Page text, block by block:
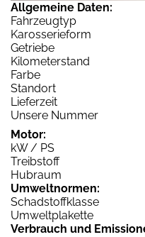
Allgemeine Daten:
Fahrzeugtyp
Karosserieform
Getriebe
Kilometerstand
Farbe
Standort
Lieferzeit
Unsere Nummer
Motor:
kW / PS
Treibstoff
Hubraum
Umweltnormen:
Schadstoffklasse
Umweltplakette
Verbrauch und